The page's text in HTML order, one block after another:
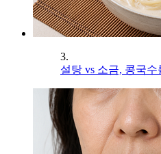
3.
설탕 vs 소금, 콩국